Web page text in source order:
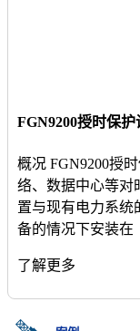
FGN9200授时保护
概况 FGN9200授
络、数据中心等对
置与现有电力系统
备的情况下安装在
了解更多